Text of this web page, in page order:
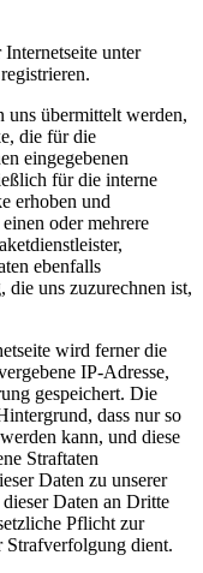
unter
uns übermittelt werden,
die für die
eingegebenen
für die interne
erhoben und
oder mehrere
ebenfalls
die uns zuzurechnen ist,
wird ferner die
IP-Adresse,
gespeichert. Die
dass nur so
kann, und diese
Straftaten
Daten zu unserer
Daten an Dritte
Pflicht zur
Strafverfolgung dient.